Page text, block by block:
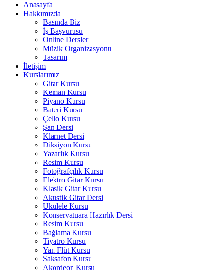
Anasayfa
Hakkımızda
Basında Biz
İş Başvurusu
Online Dersler
Müzik Organizasyonu
Tasarım
İletişim
Kurslarımız
Gitar Kursu
Keman Kursu
Piyano Kursu
Bateri Kursu
Çello Kursu
Şan Dersi
Klarnet Dersi
Diksiyon Kursu
Yazarlık Kursu
Resim Kursu
Fotoğrafçılık Kursu
Elektro Gitar Kursu
Klasik Gitar Kursu
Akustik Gitar Dersi
Ukulele Kursu
Konservatuara Hazırlık Dersi
Resim Kursu
Bağlama Kursu
Tiyatro Kursu
Yan Flüt Kursu
Saksafon Kursu
Akordeon Kursu